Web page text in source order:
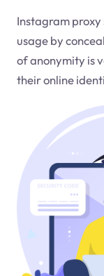
Instagram
usage by
of anonymity is
their online